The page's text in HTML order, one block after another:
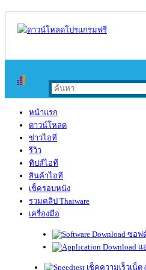
หน้าแรก
ดาวน์โหลด
ข่าวไอที
รีวิว
ทิปส์ไอที
สินค้าไอที
เช็ครอบหนัง
รวมคลิป Thaiware
เครื่องมือ
ซอฟ
แ
เช็คความเร็วเน็ต